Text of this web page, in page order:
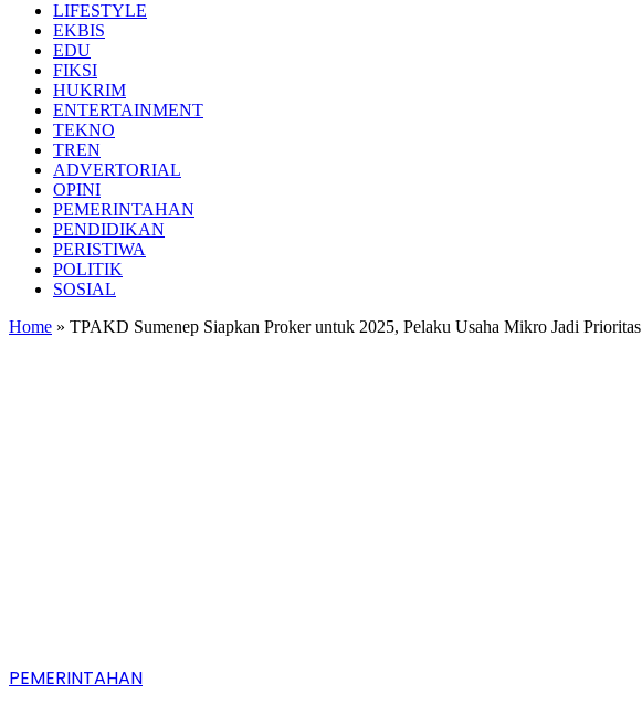
LIFESTYLE
EKBIS
EDU
FIKSI
HUKRIM
ENTERTAINMENT
TEKNO
TREN
ADVERTORIAL
OPINI
PEMERINTAHAN
PENDIDIKAN
PERISTIWA
POLITIK
SOSIAL
Home » TPAKD Sumenep Siapkan Proker untuk 2025, Pelaku Usaha Mikro Jadi Prioritas
PEMERINTAHAN